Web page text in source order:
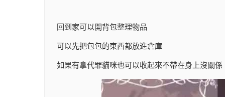
回到家可以開背包整理物品
可以先把包包的東西都放進倉庫
如果有拿代罪貓咪也可以收起來不帶在身上沒關係